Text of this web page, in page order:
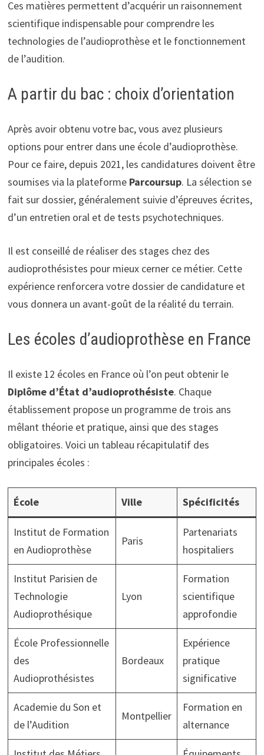
Ces matières permettent d’acquérir un raisonnement
scientifique indispensable pour comprendre les
technologies de l’audioprothèse et le fonctionnement
de l’audition.
A partir du bac : choix d’orientation
Après avoir obtenu votre bac, vous avez plusieurs
options pour entrer dans une école d’audioprothèse.
Pour ce faire, depuis 2021, les candidatures doivent être
soumises via la plateforme Parcoursup. La sélection se
fait sur dossier, généralement suivie d’épreuves écrites,
d’un entretien oral et de tests psychotechniques.
Il est conseillé de réaliser des stages chez des
audioprothésistes pour mieux cerner ce métier. Cette
expérience renforcera votre dossier de candidature et
vous donnera un avant-goût de la réalité du terrain.
Les écoles d’audioprothèse en France
Il existe 12 écoles en France où l’on peut obtenir le
Diplôme d’État d’audioprothésiste. Chaque
établissement propose un programme de trois ans
mêlant théorie et pratique, ainsi que des stages
obligatoires. Voici un tableau récapitulatif des
principales écoles :
École Ville Spécificités
Institut de Formation
en Audioprothèse
Paris
Partenariats
hospitaliers
Institut Parisien de
Technologie
Audioprothésique
Lyon
Formation
scientifique
approfondie
École Professionnelle
des
Audioprothésistes
Bordeaux
Expérience
pratique
significative
Academie du Son et
de l’Audition
Montpellier
Formation en
alternance